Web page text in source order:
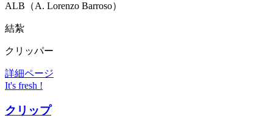
ALB（A. Lorenzo Barroso）
結紮
クリッパー
詳細ページ
It's fresh !
クリップ